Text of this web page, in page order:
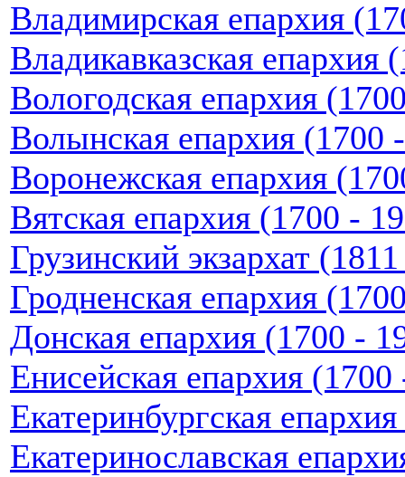
Владимирская епархия
Владикавказская епархия
Вологодская епархия
Волынская епархия (1700
Воронежская епархия
Вятская епархия (1700 -
Грузинский экзархат
Гродненская епархия
Донская епархия (1700 -
Енисейская епархия (1700
Екатеринбургская
Екатеринославская